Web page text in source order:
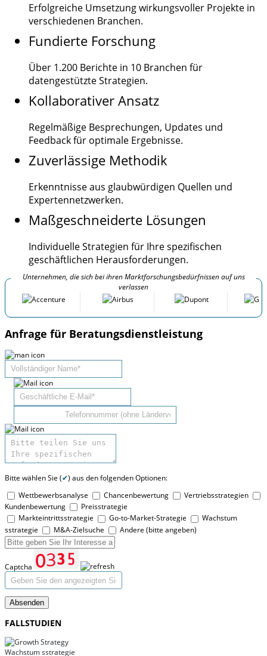
Erfolgreiche Umsetzung wirkungsvoller Projekte in
verschiedenen Branchen.
Fundierte Forschung
Über 1.200 Berichte in 10 Branchen für
datengestützte Strategien.
Kollaborativer Ansatz
Regelmäßige Besprechungen, Updates und
Feedback für optimale Ergebnisse.
Zuverlässige Methodik
Erkenntnisse aus glaubwürdigen Quellen und
Expertennetzwerken.
Maßgeschneiderte Lösungen
Individuelle Strategien für Ihre spezifischen
geschäftlichen Herausforderungen.
Unternehmen, die sich bei ihren Marktforschungsbedürfnissen auf uns
verlassen
Anfrage für Beratungsdienstleistung
Bitte wählen Sie (✔) aus den folgenden Optionen:
Wettbewerbsanalyse
Chancenbewertung
Vertriebsstrategien
Kundenbewertung
Preisstrategie
Markteintrittsstrategie
Go-to-Market-Strategie
Wachstum
sstrategie
M&A-Zielsuche Andere (bitte angeben)
Captcha
Absenden
FALLSTUDIEN
Wachstum sstrategie